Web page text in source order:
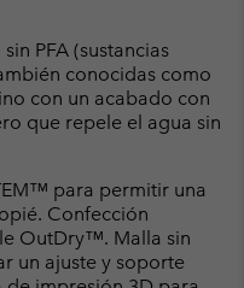
PFA (sustancias
conocidas como
con un acabado con
que repele el agua sin
para permitir una
Confección
OutDry™. Malla sin
un ajuste y soporte